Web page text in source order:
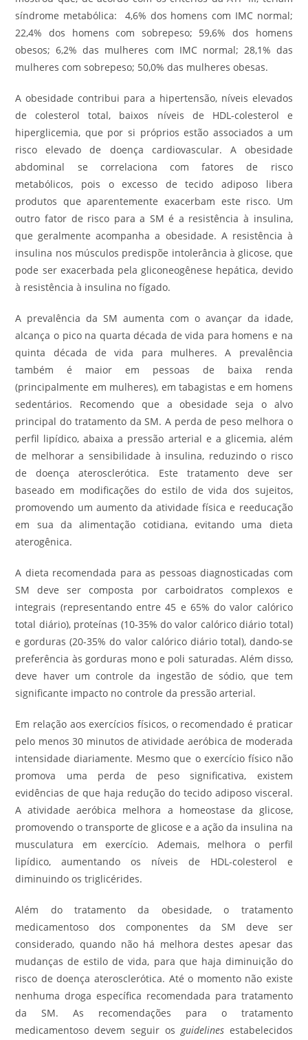
síndrome metabólica: 4,6% dos homens com IMC normal;
22,4% dos homens com sobrepeso; 59,6% dos homens
obesos; 6,2% das mulheres com IMC normal; 28,1% das
mulheres com sobrepeso; 50,0% das mulheres obesas.
A obesidade contribui para a hipertensão, níveis elevados
de colesterol total, baixos níveis de HDL-colesterol e
hiperglicemia, que por si próprios estão associados a um
risco elevado de doença cardiovascular. A obesidade
abdominal se correlaciona com fatores de risco
metabólicos, pois o excesso de tecido adiposo libera
produtos que aparentemente exacerbam este risco. Um
outro fator de risco para a SM é a resistência à insulina,
que geralmente acompanha a obesidade. A resistência à
insulina nos músculos predispõe intolerância à glicose, que
pode ser exacerbada pela gliconeogênese hepática, devido
à resistência à insulina no fígado.
A prevalência da SM aumenta com o avançar da idade,
alcança o pico na quarta década de vida para homens e na
quinta década de vida para mulheres. A prevalência
também é maior em pessoas de baixa renda
(principalmente em mulheres), em tabagistas e em homens
sedentários. Recomendo que a obesidade seja o alvo
principal do tratamento da SM. A perda de peso melhora o
perfil lipídico, abaixa a pressão arterial e a glicemia, além
de melhorar a sensibilidade à insulina, reduzindo o risco
de doença aterosclerótica. Este tratamento deve ser
baseado em modificações do estilo de vida dos sujeitos,
promovendo um aumento da atividade física e reeducação
em sua da alimentação cotidiana, evitando uma dieta
aterogênica.
A dieta recomendada para as pessoas diagnosticadas com
SM deve ser composta por carboidratos complexos e
integrais (representando entre 45 e 65% do valor calórico
total diário), proteínas (10-35% do valor calórico diário total)
e gorduras (20-35% do valor calórico diário total), dando-se
preferência às gorduras mono e poli saturadas. Além disso,
deve haver um controle da ingestão de sódio, que tem
significante impacto no controle da pressão arterial.
Em relação aos exercícios físicos, o recomendado é praticar
pelo menos 30 minutos de atividade aeróbica de moderada
intensidade diariamente. Mesmo que o exercício físico não
promova uma perda de peso significativa, existem
evidências de que haja redução do tecido adiposo visceral.
A atividade aeróbica melhora a homeostase da glicose,
promovendo o transporte de glicose e a ação da insulina na
musculatura em exercício. Ademais, melhora o perfil
lipídico, aumentando os níveis de HDL-colesterol e
diminuindo os triglicérides.
Além do tratamento da obesidade, o tratamento
medicamentoso dos componentes da SM deve ser
considerado, quando não há melhora destes apesar das
mudanças de estilo de vida, para que haja diminuição do
risco de doença aterosclerótica. Até o momento não existe
nenhuma droga específica recomendada para tratamento
da SM. As recomendações para o tratamento
medicamentoso devem seguir osguidelines estabelecidos